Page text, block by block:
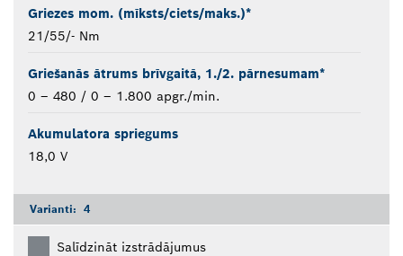
Griezes mom. (mīksts/ciets/maks.)*
21/55/- Nm
Griešanās ātrums brīvgaitā, 1./2. pārnesumam*
0 – 480 / 0 – 1.800 apgr./min.
Akumulatora spriegums
18,0 V
Varianti: 4
Salīdzināt izstrādājumus